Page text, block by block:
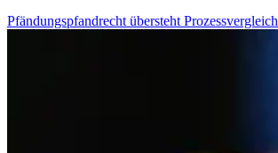
Pfändungspfandrecht übersteht Prozessvergleich